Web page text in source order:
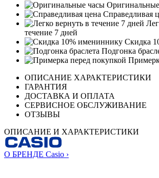
Справедливая
течение 7 дней
Скидка
Подгонка
ОПИСАНИЕ ХАРАКТЕРИСТИКИ
ГАРАНТИЯ
ДОСТАВКА И ОПЛАТА
СЕРВИСНОЕ ОБСЛУЖИВАНИЕ
ОТЗЫВЫ
ОПИСАНИЕ И ХАРАКТЕРИСТИКИ
О БРЕНДЕ Casio ›